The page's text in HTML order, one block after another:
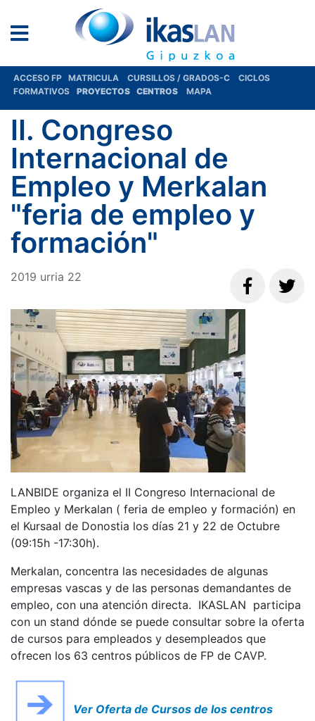
ACCESO FP MATRICULA CURSILLOS / GRADOS-C
CICLOS
FORMATIVOS
PROYECTOS CENTROS MAPA
II. Congreso
Internacional de
Empleo y Merkalan
"feria de empleo y
formación"
2019 urria 22
LANBIDE organiza el II Congreso Internacional de
Empleo y Merkalan ( feria de empleo y formación) en
el Kursaal de Donostia los días 21 y 22 de Octubre
(09:15h -17:30h).
Merkalan, concentra las necesidades de algunas
empresas vascas y de las personas demandantes de
empleo, con una atención directa. IKASLAN participa
con un stand dónde se puede consultar sobre la oferta
de cursos para empleados y desempleados que
ofrecen los 63 centros públicos de FP de CAVP.
Ver Oferta de Cursos de los centros